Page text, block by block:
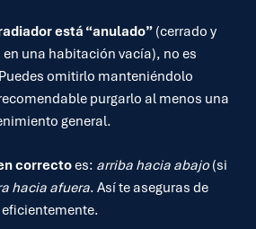
está “anulado” (cerrado y
una habitación vacía), no es
omitirlo manteniéndolo
purgarlo al menos una
general.
correctoes: arriba hacia abajo (si
hacia afuera. Así te aseguras de